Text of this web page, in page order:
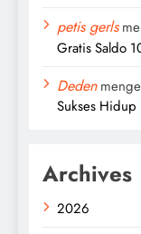
petis gerls
Gratis Saldo
Deden
Sukses Hidup
Archives
2026